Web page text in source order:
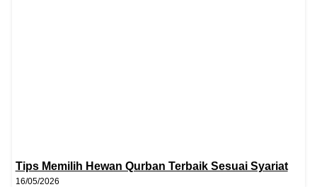
Tips Memilih Hewan Qurban Terbaik Sesuai Syariat
16/05/2026